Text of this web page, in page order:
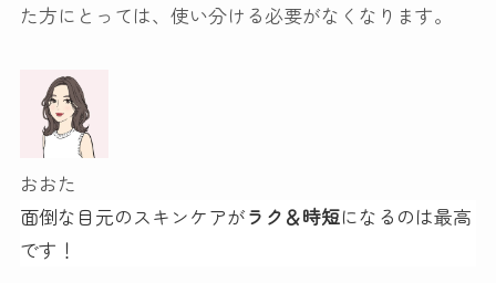
た方にとっては、使い分ける必要がなくなります。
おおた
面倒な目元のスキンケアがラク＆時短になるのは最高
です！